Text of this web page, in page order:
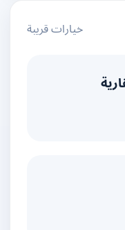
خيارات قريبة